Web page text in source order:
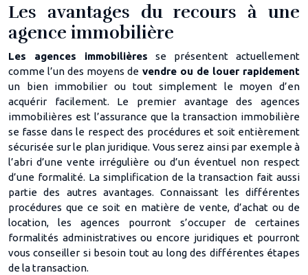
Les avantages du recours à une
agence immobilière
Les agences immobilières se présentent actuellement
comme l’un des moyens de vendre ou de louer rapidement
un bien immobilier ou tout simplement le moyen d’en
acquérir facilement. Le premier avantage des agences
immobilières est l’assurance que la transaction immobilière
se fasse dans le respect des procédures et soit entièrement
sécurisée sur le plan juridique. Vous serez ainsi par exemple à
l’abri d’une vente irrégulière ou d’un éventuel non respect
d’une formalité. La simplification de la transaction fait aussi
partie des autres avantages. Connaissant les différentes
procédures que ce soit en matière de vente, d’achat ou de
location, les agences pourront s’occuper de certaines
formalités administratives ou encore juridiques et pourront
vous conseiller si besoin tout au long des différentes étapes
de la transaction.